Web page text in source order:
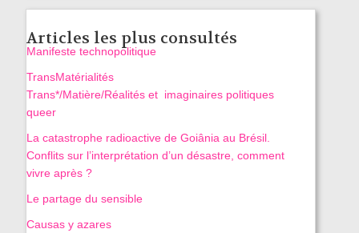
Articles les plus consultés
Manifeste technopolitique
TransMatérialités
Trans*/Matière/Réalités et imaginaires politiques
queer
La catastrophe radioactive de Goiânia au Brésil.
Conflits sur l’interprétation d’un désastre, comment
vivre après ?
Le partage du sensible
Causas y azares